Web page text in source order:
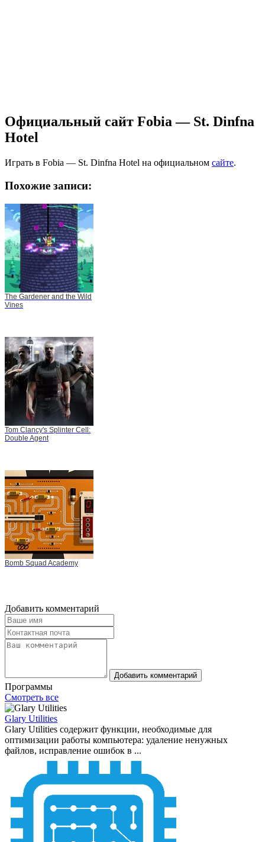
Официальный сайт Fobia — St. Dinfna
Hotel
Играть в Fobia — St. Dinfna Hotel на официальном сайте.
Похожие записи:
The Gardener and the Wild
Vines
Tom Clancy's Splinter Cell:
Double Agent
Bomb Squad Academy
Добавить комментарий
Добавить комментарий
Программы
Смотреть все
Glary Utilities
Glary Utilities содержит функции, необходимые для
оптимизации работы компьютера: удаление ненужных
файлов, исправление ошибок в ...